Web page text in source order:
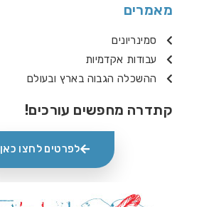
מאמרים
סמינריונים
עבודות אקדמיות
ההשכלה הגבוה בארץ ובעולם
קתדרה מחפשים עורכים!
לפרטים לחצו כאן